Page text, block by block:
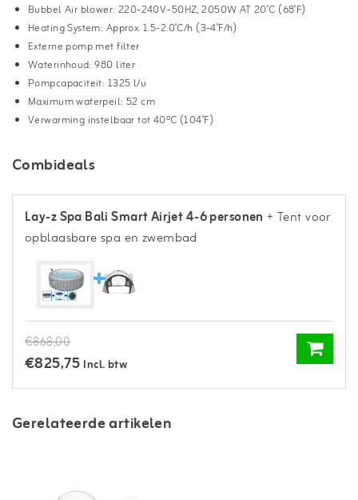
Bubbel Air blower: 220-240V~50HZ, 2050W AT 20˚C (68˚F)
Heating System: Approx. 1.5-2.0˚C/h (3-4˚F/h)
Externe pomp met filter
Waterinhoud: 980 liter
Pompcapaciteit: 1325 l/u
Maximum waterpeil: 52 cm
Verwarming instelbaar tot 40ºC (104˚F)
Combideals
Lay-z Spa Bali Smart Airjet 4-6 personen + Tent voor
opblaasbare spa en zwembad
€868,00
€825,75 Incl. btw
Gerelateerde artikelen